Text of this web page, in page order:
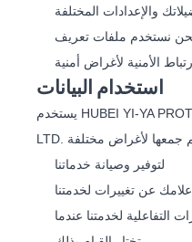
نستخدم ملفات تعريف
استخدام البيانات
يستخدم HUBEI YI-YA PROTECTIVE PRODUCTS CO. ،
لتوفير وصيانة خدماتنا
عن تغييرات لخدمتنا
التفاعلية لخدمتنا عندما